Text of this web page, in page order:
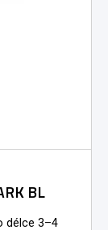
BL
délce 3–4